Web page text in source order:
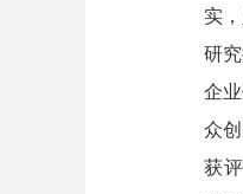
实
研
企
众创
获